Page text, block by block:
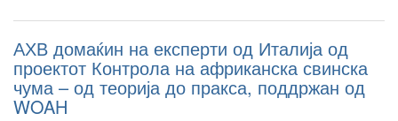
АХВ домаќин на експерти од Италија од
проектот Контрола на африканска свинска
чума – од теорија до пракса, поддржан од
WOAH